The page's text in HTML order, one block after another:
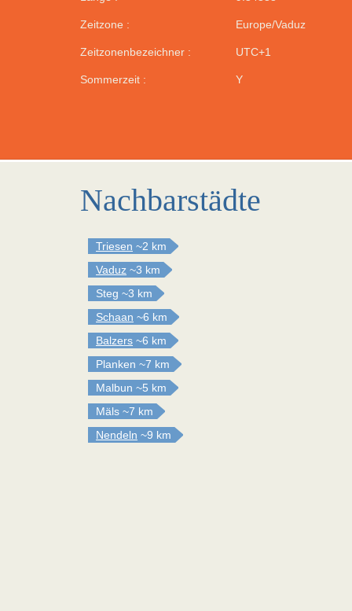
Zeitzone : Europe/Vaduz
Zeitzonenbezeichner : UTC+1
Sommerzeit : Y
Nachbarstädte
Triesen ~2 km
Vaduz ~3 km
Steg ~3 km
Schaan ~6 km
Balzers ~6 km
Planken ~7 km
Malbun ~5 km
Mäls ~7 km
Nendeln ~9 km